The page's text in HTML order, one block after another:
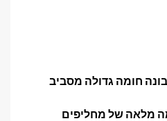
מלאה של מחליפים